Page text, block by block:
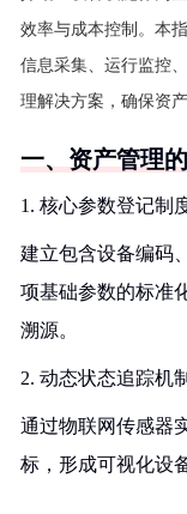
效率与成本控制。本
信息采集、运行监控
理解决方案，确保资
一、资产管理
1. 核心参数登记制
建立包含设备编码
项基础参数的标准
溯源。
2. 动态状态追踪机制
通过物联网传感器
标，形成可视化设